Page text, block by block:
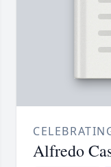
Alfredo